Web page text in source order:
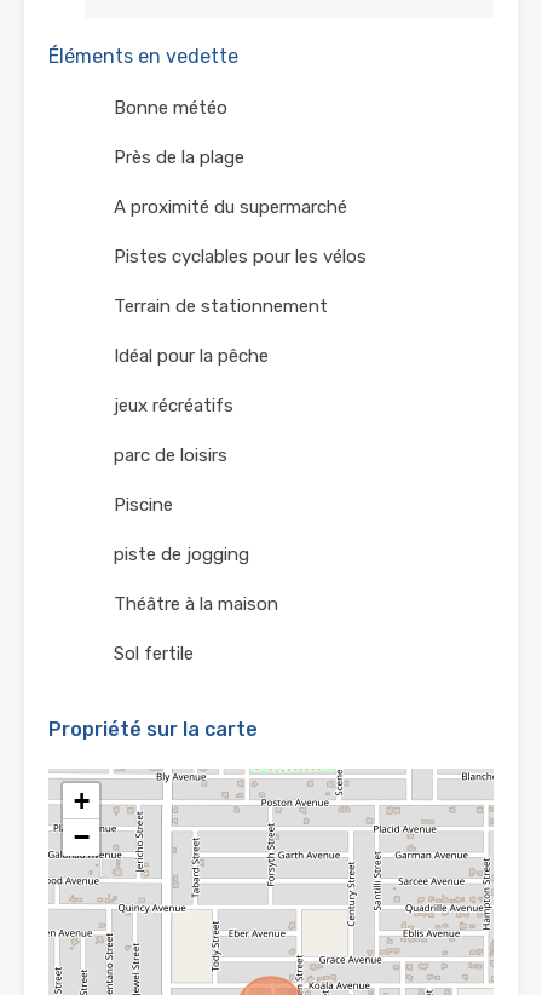
Éléments en vedette
Bonne météo
Près de la plage
A proximité du supermarché
Pistes cyclables pour les vélos
Terrain de stationnement
Idéal pour la pêche
jeux récréatifs
parc de loisirs
Piscine
piste de jogging
Théâtre à la maison
Sol fertile
Propriété sur la carte
+
−